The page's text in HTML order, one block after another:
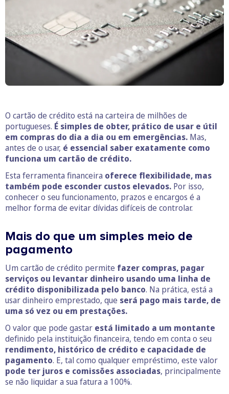
O cartão de crédito está na carteira de milhões de
portugueses. É simples de obter, prático de usar e útil
em compras do dia a dia ou em emergências. Mas,
antes de o usar, é essencial saber exatamente como
funciona um cartão de crédito.
Esta ferramenta financeira oferece flexibilidade, mas
também pode esconder custos elevados. Por isso,
conhecer o seu funcionamento, prazos e encargos é a
melhor forma de evitar dívidas difíceis de controlar.
Mais do que um simples meio de
pagamento
Um cartão de crédito permite fazer compras, pagar
serviços ou levantar dinheiro usando uma linha de
crédito disponibilizada pelo banco. Na prática, está a
usar dinheiro emprestado, que será pago mais tarde, de
uma só vez ou em prestações.
O valor que pode gastar está limitado a um montante
definido pela instituição financeira, tendo em conta o seu
rendimento, histórico de crédito e capacidade de
pagamento. E, tal como qualquer empréstimo, este valor
pode ter juros e comissões associadas, principalmente
se não liquidar a sua fatura a 100%.